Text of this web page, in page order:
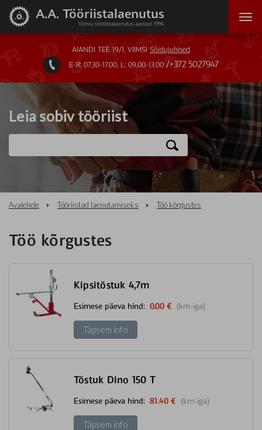
AIANDI TEE 19/1, VIIMSI Sõidujuhised
 E-R: 07.30-17.00, L: 09.00-13.00 +372 5027947
A.A. Tööriistalaenutus
Viimsi tööriistalaenutus aastast 1994
Leia sobiv tööriist
Avalehele Tööriistad laenutamiseks Töö kõrgustes
Töö kõrgustes
Kipsitõstuk 4,7m
Esimese päeva hind: 0.00 € (km-iga)
Täpsem info
Tõstuk Dino 150 T
Esimese päeva hind: 81.40 € (km-iga)
Täpsem info